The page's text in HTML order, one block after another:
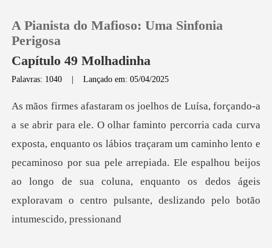
Loja
Histórico
A Pianista do Mafioso: Uma Sinfonia
Perigosa
Capítulo 49 Molhadinha
Palavras: 1040 |Lançado em: 05/04/2025
xposta, enquanto os lábios traçaram um caminho lento e
pecaminoso por sua pele arrepiada. Ele espalhou beijos
ao lon